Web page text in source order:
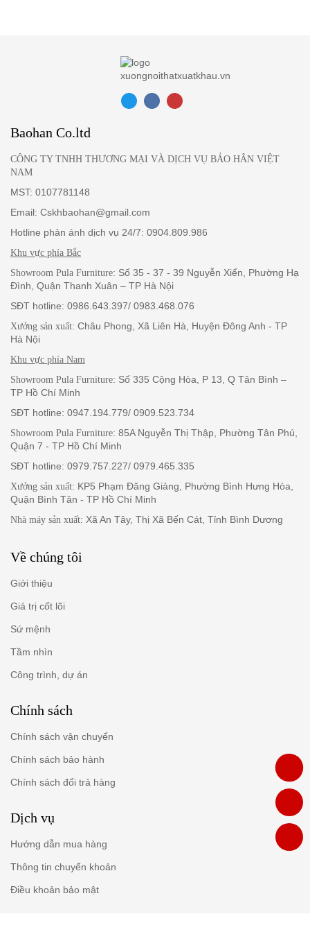
Tiện dụng với không gian lưu trữ rộng rãi
Bàn trang điểm viền da Pula BTD06 vừa có hai ngăn kéo tủ, vừa
thoải mái cho người dùng. Các chị em có thể cất rất nhiều đồ để
không gian phòng ngủ gọn gàng mà việc lấy mỹ phẩm ra sử dụng
cũng có thể thực hiện nhanh chóng.
Ngoài ra, bề mặt tab cũng được phủ đá sáng bóng, giúp tận dụng
sách báo hoặc sạc điện thoại tại vị trí này cũng rất thuận lợi.
Baohan Co.ltd
CÔNG TY TNHH THƯƠNG MẠI VÀ DỊCH VỤ BẢO HÂN VIỆT
NAM
MST: 0107781148
Email: Cskhbaohan@gmail.com
Hotline phản ánh dịch vụ 24/7: 0904.809.986
Khu vực phía Bắc
Showroom Pula Furniture: Số 35 - 37 - 39 Nguyễn Xiển, Phường Hạ
Đình, Quận Thanh Xuân – TP Hà Nội
SĐT hotline: 0986.643.397/ 0983.468.076
Xưởng sản xuất: Châu Phong, Xã Liên Hà, Huyện Đông Anh - TP
Hà Nội
Khu vực phía Nam
Showroom Pula Furniture: Số 335 Cộng Hòa, P 13, Q Tân Bình –
TP Hồ Chí Minh
SĐT hotline: 0947.194.779/ 0909.523.734
Showroom Pula Furniture: 85A Nguyễn Thị Thập, Phường Tân Phú,
Quận 7 - TP Hồ Chí Minh
SĐT hotline: 0979.757.227/ 0979.465.335
Xưởng sản xuất: KP5 Phạm Đăng Giảng, Phường Bình Hưng Hòa,
Quận Bình Tân - TP Hồ Chí Minh
Nhà máy sản xuất: Xã An Tây, Thị Xã Bến Cát, Tỉnh Bình Dương
Về chúng tôi
Giới thiệu
Giá trị cốt lõi
Sứ mệnh
Tầm nhìn
Công trình, dự án
Chính sách
Chính sách vận chuyển
Chính sách bảo hành
Chính sách đổi trả hàng
Dịch vụ
Hướng dẫn mua hàng
Thông tin chuyển khoản
Điều khoản bảo mật